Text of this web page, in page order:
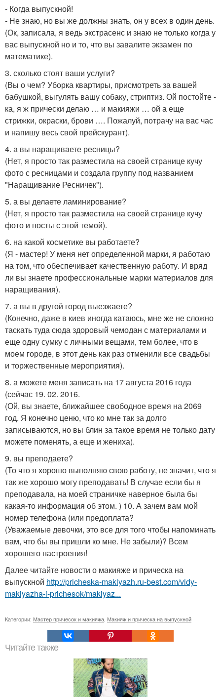
- Когда выпускной!
- Не знаю, но вы же должны знать, он у всех в один день.
(Ок, записала, я ведь экстрасенс и знаю не только когда у
вас выпускной но и то, что вы завалите экзамен по
математике).
3. сколько стоят ваши услуги?
(Вы о чем? Уборка квартиры, присмотреть за вашей
бабушкой, выгулять вашу собаку, стриптиз. Ой постойте -
ка, я ж прически делаю … и макияжи … ой а еще
стрижки, окраски, брови …. Пожалуй, потрачу на вас час
и напишу весь свой прейскурант).
4. а вы наращиваете ресницы?
(Нет, я просто так разместила на своей странице кучу
фото с ресницами и создала группу под названием
"Наращивание Ресничек").
5. а вы делаете ламинирование?
(Нет, я просто так разместила на своей странице кучу
фото и посты с этой темой).
6. на какой косметике вы работаете?
(Я - мастер! У меня нет определенной марки, я работаю
на том, что обеспечивает качественную работу. И вряд
ли вы знаете профессиональные марки материалов для
наращивания).
7. а вы в другой город выезжаете?
(Конечно, даже в киев иногда катаюсь, мне же не сложно
таскать туда сюда здоровый чемодан с материалами и
еще одну сумку с личными вещами, тем более, что в
моем городе, в этот день как раз отменили все свадьбы
и торжественные мероприятия).
8. а можете меня записать на 17 августа 2016 года
(сейчас 19. 02. 2016.
(Ой, вы знаете, ближайшее свободное время на 2069
год. Я конечно ценю, что ко мне так за долго
записываются, но вы блин за такое время не только дату
можете поменять, а еще и жениха).
9. вы преподаете?
(То что я хорошо выполняю свою работу, не значит, что я
так же хорошо могу преподавать! В случае если бы я
преподавала, на моей страничке наверное была бы
какая-то информация об этом. ) 10. А зачем вам мой
номер телефона (или предоплата?
(Уважаемые девочки, это все для того чтобы напоминать
вам, что бы вы пришли ко мне. Не забыли)? Всем
хорошего настроения!
Далее читайте новости о макияже и прическа на
выпускной http://pricheska-makiyazh.ru-best.com/vidy-
makiyazha-i-prichesok/makiyaz...
Категории: Мастер причесок и макияжа Макияж и прическа на выпускной
Читайте также